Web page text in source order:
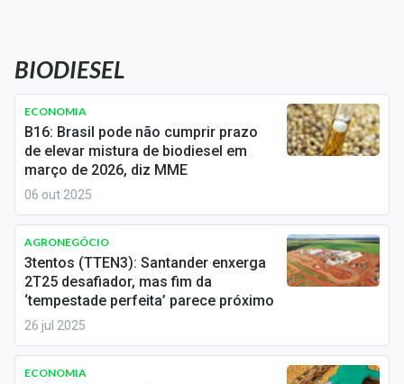
Newsletters
Money Trader
Anuncie
Últimas Notícias
Newsletters
Cotações
Comprar ou vender?
Carteiras Recomendadas
BIODIESEL
ECONOMIA
B16: Brasil pode não cumprir prazo
de elevar mistura de biodiesel em
março de 2026, diz MME
06 out 2025
AGRONEGÓCIO
3tentos (TTEN3): Santander enxerga
2T25 desafiador, mas fim da
‘tempestade perfeita’ parece próximo
26 jul 2025
ECONOMIA